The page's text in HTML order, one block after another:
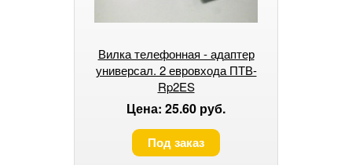
Вилка телефонная - адаптер
универсал. 2 евровхода ПТВ-
Rp2ES
Цена: 25.60 руб.
Под заказ